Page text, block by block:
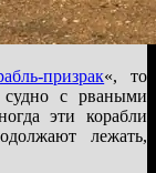
призрак«, то
судно с рваными
эти корабли
лежать,